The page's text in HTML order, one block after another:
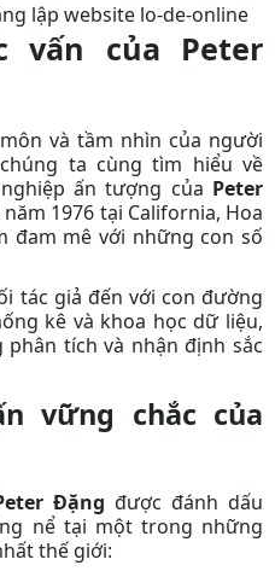
vấn của Peter
và tầm nhìn của người
ta cùng tìm hiểu về
ấn tượng của Peter
1976 tại California, Hoa
đam mê với những con số
tác giả đến với con đường
kê và khoa học dữ liệu,
tích và nhận định sắc
vững chắc của
Đặng được đánh dấu
nể tại một trong những
thế giới: